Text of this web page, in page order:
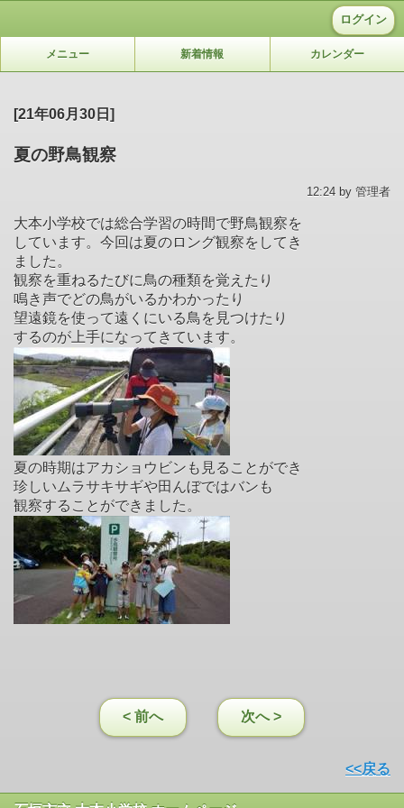
ログイン
メニュー 新着情報 カレンダー
[21年06月30日]
夏の野鳥観察
12:24 by 管理者
大本小学校では総合学習の時間で野鳥観察を
しています。今回は夏のロング観察をしてき
ました。
観察を重ねるたびに鳥の種類を覚えたり
鳴き声でどの鳥がいるかわかったり
望遠鏡を使って遠くにいる鳥を見つけたり
するのが上手になってきています。
夏の時期はアカショウビンも見ることができ
珍しいムラサキサギや田んぼではバンも
観察することができました。
< 前へ 次へ >
<<戻る